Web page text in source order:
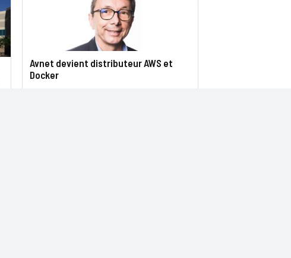
Avnet devient distributeur AWS et
Docker